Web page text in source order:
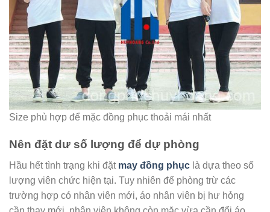
Size phù hợp để mặc đồng phục thoải mái nhất
Nên đặt dư số lượng để dự phòng
Hầu hết tình trạng khi đặt may đồng phục là dựa theo số
lượng viên chức hiện tại. Tuy nhiên để phòng trừ các
trường hợp có nhân viên mới, áo nhân viên bị hư hỏng